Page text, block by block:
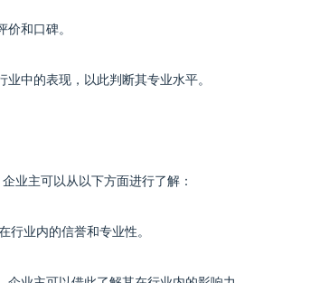
和口碑。
中的表现，以此判断其专业水平。
业主可以从以下方面进行了解：
业内的信誉和专业性。